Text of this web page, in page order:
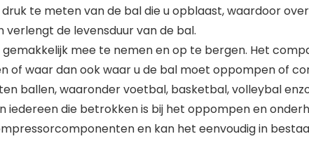
te meten van de bal die u opblaast, waardoor
de levensduur van de bal.
mee te nemen en op te bergen. Het
of waar dan ook waar u de bal moet oppompen of
ballen, waaronder voetbal, basketbal, volleybal
die betrokken is bij het oppompen en
en kan het eenvoudig in